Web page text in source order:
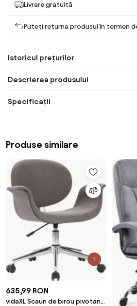
Livrare gratuită
Puteți returna produsul în termen
Istoricul prețurilor
Descrierea produsului
Specificații
Produse similare
635,99 RON
vidaXL Scaun de birou pivotant,